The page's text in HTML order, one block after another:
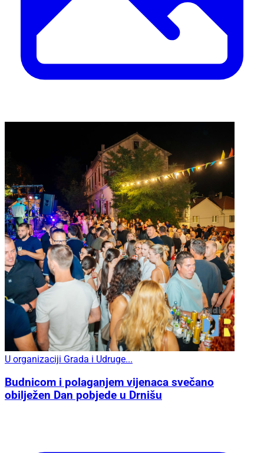
U organizaciji Grada i Udruge...
Budnicom i polaganjem vijenaca svečano
obilježen Dan pobjede u Drnišu